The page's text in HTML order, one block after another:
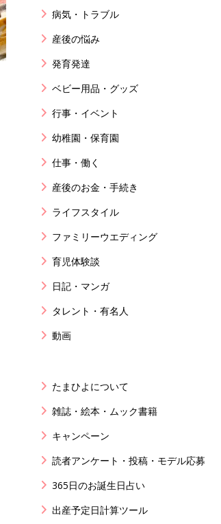
病気・トラブル
産後の悩み
発育発達
ベビー用品・グッズ
行事・イベント
幼稚園・保育園
仕事・働く
産後のお金・手続き
ライフスタイル
ファミリーウエディング
育児体験談
日記・マンガ
タレント・有名人
動画
たまひよについて
雑誌・絵本・ムック書籍
キャンペーン
読者アンケート・投稿・モデル応募
365日のお誕生日占い
出産予定日計算ツール